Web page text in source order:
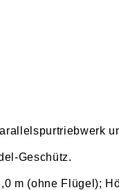
Geschütz.
m (ohne Flügel);